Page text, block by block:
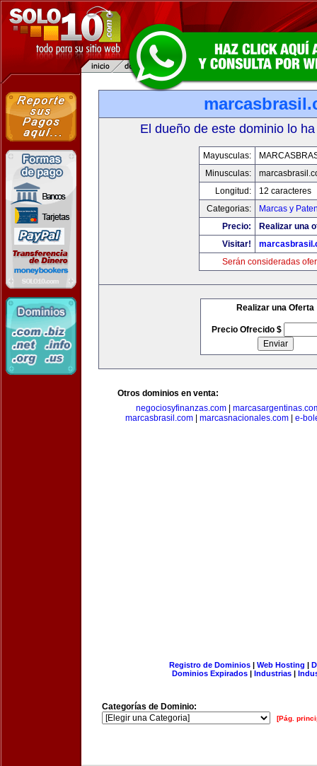
El dueño de este dominio lo
Mayusculas:
Minusculas:
Longitud:
12 caracteres
Categorias:
Marcas y
Precio:
Realizar una
Visitar!
Serán consideradas
Realizar una Oferta
Precio Ofrecido $
Otros dominios en venta:
negociosyfinanzas.com
marcasbrasil.com| marcasnacionales.com| e-
Registro de Dominios| Web Hosting |
Dominios Expirados | Industrias |
Categorías de Dominio:
[Pág.